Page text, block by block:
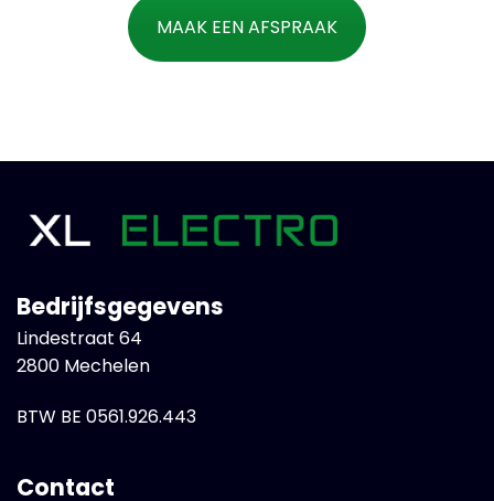
MAAK EEN AFSPRAAK
Bedrijfsgegevens
Lindestraat 64
2800 Mechelen
BTW BE 0561.926.443
Contact